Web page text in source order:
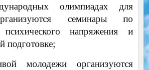
олимпиадах для
семинары по
психического напряжения и
подготовке;
молодежи организуются